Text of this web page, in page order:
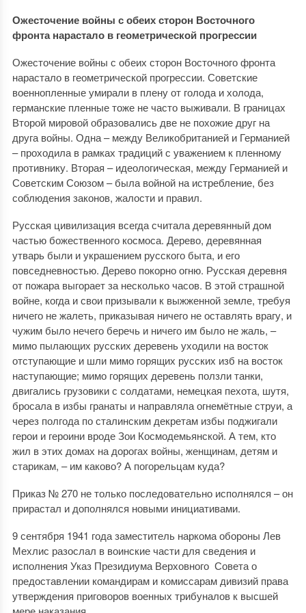
Ожесточение войны с обеих сторон Восточного
фронта нарастало в геометрической прогрессии
Ожесточение войны с обеих сторон Восточного фронта
нарастало в геометрической прогрессии. Советские
военнопленные умирали в плену от голода и холода,
германские пленные тоже не часто выживали. В границах
Второй мировой образовались две не похожие друг на
друга войны. Одна – между Великобританией и Германией
– проходила в рамках традиций с уважением к пленному
противнику. Вторая – идеологическая, между Германией и
Советским Союзом – была войной на истребление, без
соблюдения законов, жалости и правил.
Русская цивилизация всегда считала деревянный дом
частью божественного космоса. Дерево, деревянная
утварь были и украшением русского быта, и его
повседневностью. Дерево покорно огню. Русская деревня
от пожара выгорает за несколько часов. В этой страшной
войне, когда и свои призывали к выжженной земле, требуя
ничего не жалеть, приказывая ничего не оставлять врагу, и
чужим было нечего беречь и ничего им было не жаль, –
мимо пылающих русских деревень уходили на восток
отступающие и шли мимо горящих русских изб на восток
наступающие; мимо горящих деревень ползли танки,
двигались грузовики с солдатами, немецкая пехота, шутя,
бросала в избы гранаты и направляла огнемётные струи, а
через полгода по сталинским декретам избы поджигали
герои и героини вроде Зои Космодемьянской. А тем, кто
жил в этих домах на дорогах войны, женщинам, детям и
старикам, – им каково? А погорельцам куда?
Приказ № 270 не только последовательно исполнялся – он
прирастал и дополнялся новыми инициативами.
9 сентября 1941 года заместитель наркома обороны Лев
Мехлис разослал в воинские части для сведения и
исполнения Указ Президиума Верховного Совета о
предоставлении командирам и комиссарам дивизий права
утверждения приговоров военных трибуналов к высшей